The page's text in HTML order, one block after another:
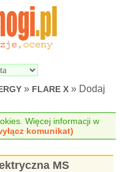
» FLARE X » Dodaj
Więcej informacji w
komunikat)
MS